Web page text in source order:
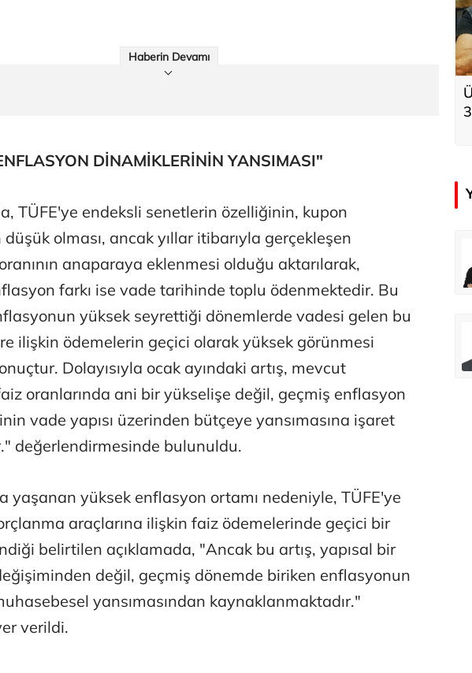
Haberin Devamı
DİNAMİKLERİNİN YANSIMASI"
TÜFE'ye endeksli senetlerin özelliğinin, kupon
düşük olması, ancak yıllar itibarıyla gerçekleşen
anaparaya eklenmesi olduğu aktarılarak,
farkı ise vade tarihinde toplu ödenmektedir. Bu
yüksek seyrettiği dönemlerde vadesi gelen bu
ilişkin ödemelerin geçici olarak yüksek görünmesi
Dolayısıyla ocak ayındaki artış, mevcut
oranlarında ani bir yükselişe değil, geçmiş enflasyon
vade yapısı üzerinden bütçeye yansımasına işaret
değerlendirmesinde bulunuldu.
yaşanan yüksek enflasyon ortamı nedeniyle, TÜFE'ye
araçlarına ilişkin faiz ödemelerinde geçici bir
belirtilen açıklamada, "Ancak bu artış, yapısal bir
değil, geçmiş dönemde biriken enflasyonun
yansımasından kaynaklanmaktadır."
verildi.
Osman Gençer
Futbol Federasyonu İzmirspor’u dinler mi?
İnsan-ı Kâmilden Erdemli Şehre: İslam Düşüncesinde Adalet-II
Tunca Bengin
MİT’den CIA’ye de mesaj...
Ali Eyüboğlu
Eren Aka
Çağdaş Ertuna